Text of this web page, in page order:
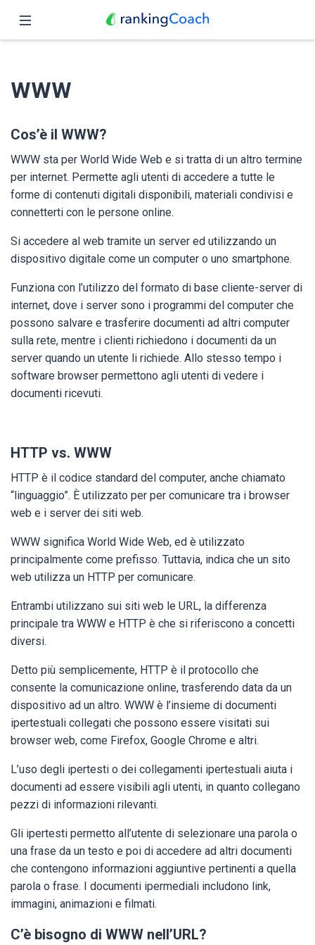
Funzioni
Prezzo
Partner
Blog
WWW
Cos’è il WWW?
WWW sta per World Wide Web e si tratta di un altro termine
per internet. Permette agli utenti di accedere a tutte le
forme di contenuti digitali disponibili, materiali condivisi e
connetterti con le persone online.
Si accedere al web tramite un server ed utilizzando un
dispositivo digitale come un computer o uno smartphone.
Funziona con l’utilizzo del formato di base cliente-server di
internet, dove i server sono i programmi del computer che
possono salvare e trasferire documenti ad altri computer
sulla rete, mentre i clienti richiedono i documenti da un
server quando un utente li richiede. Allo stesso tempo i
software browser permettono agli utenti di vedere i
documenti ricevuti.
HTTP vs. WWW
HTTP è il codice standard del computer, anche chiamato
“linguaggio”. È utilizzato per per comunicare tra i browser
web e i server dei siti web.
WWW significa World Wide Web, ed è utilizzato
principalmente come prefisso. Tuttavia, indica che un sito
web utilizza un HTTP per comunicare.
Entrambi utilizzano sui siti web le URL, la differenza
principale tra WWW e HTTP è che si riferiscono a concetti
diversi.
Detto più semplicemente, HTTP è il protocollo che
consente la comunicazione online, trasferendo data da un
dispositivo ad un altro. WWW è l’insieme di documenti
ipertestuali collegati che possono essere visitati sui
browser web, come Firefox, Google Chrome e altri.
L’uso degli ipertesti o dei collegamenti ipertestuali aiuta i
documenti ad essere visibili agli utenti, in quanto collegano
pezzi di informazioni rilevanti.
Gli ipertesti permetto all’utente di selezionare una parola o
una frase da un testo e poi di accedere ad altri documenti
che contengono informazioni aggiuntive pertinenti a quella
parola o frase. I documenti ipermediali includono link,
immagini, animazioni e filmati.
C’è bisogno di WWW nell’URL?